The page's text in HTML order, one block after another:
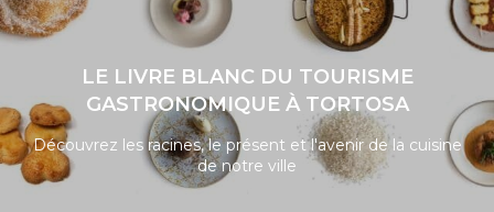
LE LIVRE BLANC DU TOURISME
GASTRONOMIQUE À TORTOSA
Découvrez les racines, le présent et l'avenir de la cuisine
de notre ville